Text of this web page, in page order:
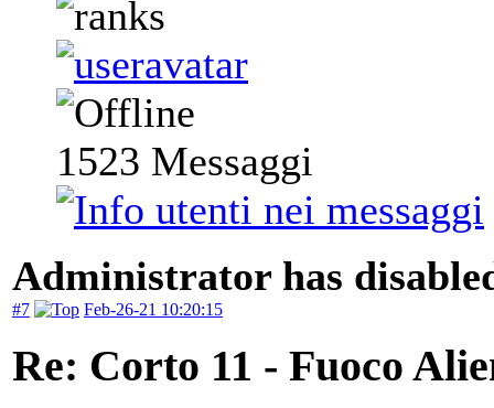
1523 Messaggi
Administrator has
#7 Feb-26-21 10:20:15
Re: Corto 11 - Fuoco